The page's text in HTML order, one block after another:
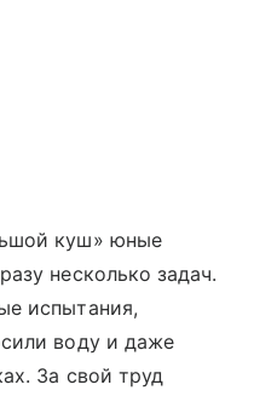
куш» юные
несколько задач.
испытания,
воду и даже
За свой труд